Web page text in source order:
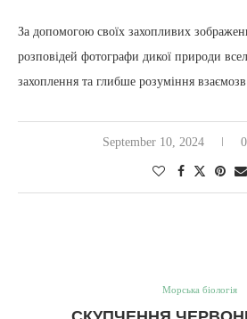
За допомогою своїх захопливих
розповідей фотографи дикої природи
захоплення та глибше розуміння
September 10, 2024
Морська біологія